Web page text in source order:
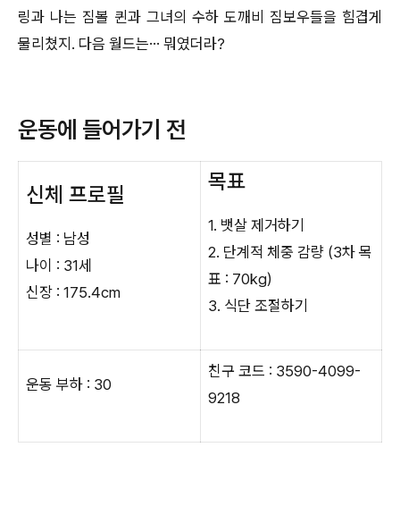
링과 나는 짐볼 퀸과 그녀의 수하 도깨비 짐보우들을 힘겹게
물리쳤지. 다음 월드는… 뭐였더라?
운동에 들어가기 전
신체 프로필
성별 : 남성
나이 : 31세
신장 : 175.4cm
목표
1. 뱃살 제거하기
2. 단계적 체중 감량 (3차 목
표 : 70kg)
3. 식단 조절하기
운동 부하 : 30
친구 코드 : 3590-4099-
9218